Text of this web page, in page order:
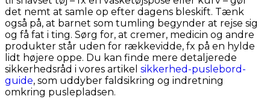
det nemt at samle op efter dagens bleskift. Tænk
også på, at barnet som tumling begynder at rejse sig
og få fat i ting. Sørg for, at cremer, medicin og andre
produkter står uden for rækkevidde, fx på en hylde
lidt højere oppe. Du kan finde mere detaljerede
sikkerhedsråd i vores artikel sikkerhed-puslebord-
guide, som uddyber faldsikring og indretning
omkring puslepladsen.